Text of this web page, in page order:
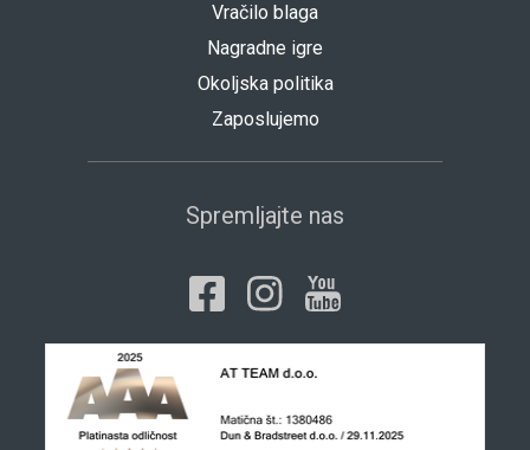
Vračilo blaga
Nagradne igre
Okoljska politika
Zaposlujemo
Spremljajte nas